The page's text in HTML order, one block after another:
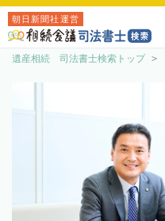
朝日新聞社運営
遺産相続 司法書士検索トップ